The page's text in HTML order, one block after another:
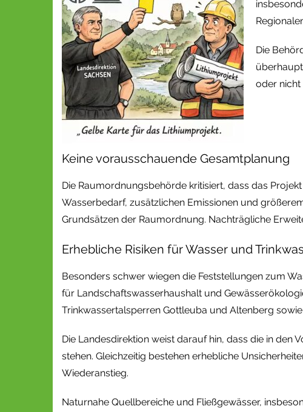
Die
oder nicht
Keine vorausschauende Gesamtplanung
Die Raumordnungsbehörde kritisiert, dass das
Wasserbedarf, zusätzlichen Emissionen und
Grundsätzen der Raumordnung. Nachträgliche
Erhebliche Risiken für Wasser und
Besonders schwer wiegen die Feststellungen zum
für Landschaftswasserhaushalt und
Trinkwassertalsperren Gottleuba und Altenberg
Die Landesdirektion weist darauf hin, dass die in
stehen. Gleichzeitig bestehen erhebliche
Wiederanstieg.
Naturnahe Quellbereiche und Fließgewässer,